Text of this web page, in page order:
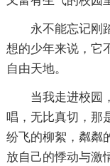
永不能忘记刚
想的少年来说，它
自由天地。
当我走进校园
唱，无比真切，那
纷飞的柳絮，粼粼
放自己的悸动与激